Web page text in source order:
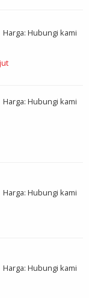
Harga: Hubungi kami
Harga: Hubungi kami
Harga: Hubungi kami
Harga: Hubungi kami